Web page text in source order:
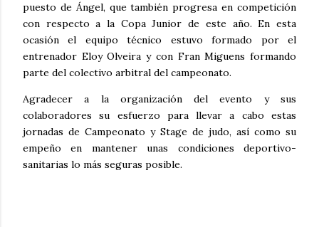
puesto de Ángel, que también progresa en competición
con respecto a la Copa Junior de este año. En esta
ocasión el equipo técnico estuvo formado por el
entrenador Eloy Olveira y con Fran Miguens formando
parte del colectivo arbitral del campeonato.
Agradecer a la organización del evento y sus
colaboradores su esfuerzo para llevar a cabo estas
jornadas de Campeonato y Stage de judo, así como su
empeño en mantener unas condiciones deportivo-
sanitarias lo más seguras posible.